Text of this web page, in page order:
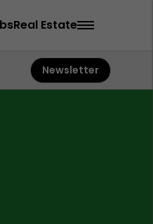
Real Estate
Newsletter